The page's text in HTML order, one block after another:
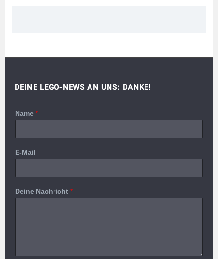
DEINE LEGO-NEWS AN UNS: DANKE!
Name *
E-Mail
Deine Nachricht *